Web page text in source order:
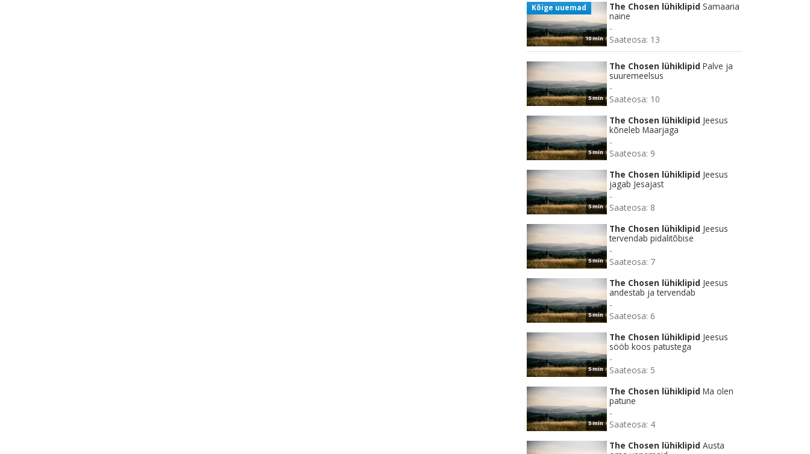
10 min
Kõige uuemad The Chosen lühiklipid Samaaria
naine
-
Saateosa: 13
5 min
The Chosen lühiklipid Palve ja
suuremeelsus
-
Saateosa: 10
5 min
The Chosen lühiklipid Jeesus
kõneleb Maarjaga
-
Saateosa: 9
5 min
The Chosen lühiklipid Jeesus
jagab Jesajast
-
Saateosa: 8
5 min
The Chosen lühiklipid Jeesus
tervendab pidalitõbise
-
Saateosa: 7
5 min
The Chosen lühiklipid Jeesus
andestab ja tervendab
-
Saateosa: 6
5 min
The Chosen lühiklipid Jeesus
sööb koos patustega
-
Saateosa: 5
5 min
The Chosen lühiklipid Ma olen
patune
-
Saateosa: 4
The Chosen lühiklipid Austa